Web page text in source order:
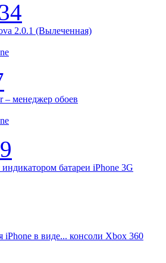
2.0.1 (Вылеченная)
– менеджер обоев
батареи iPhone 3G
iPhone в виде... консоли Xbox 360